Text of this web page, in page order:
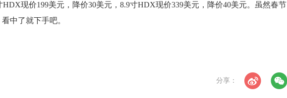
现价199美元，降价30美元，8.9寸HDX现价339美元，降价40美元。虽然春节
中了就下手吧。
分享：